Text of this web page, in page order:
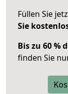
Füllen Sie
Sie
Bis zu 60 %
finden Sie